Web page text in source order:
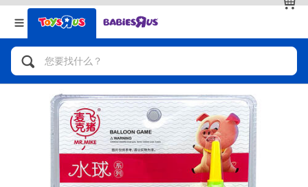
返回
分类目录
人气英雄，角色扮演，射击玩具
自行车，滑板车，骑乘车
拼砌组合及乐高LEGO
返回
品牌
查看全部